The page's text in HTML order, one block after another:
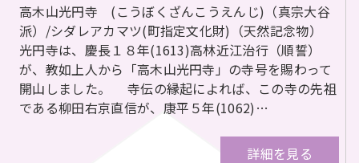
高木山光円寺 (こうぼくざんこうえんじ)（真宗大谷
派）/シダレアカマツ(町指定文化財)（天然記念物）
光円寺は、慶長１８年(1613)高林近江治行（順誓）
が、教如上人から「高木山光円寺」の寺号を賜わって
開山しました。 寺伝の縁起によれば、この寺の先祖
である柳田右京直信が、康平５年(1062)…
詳細を見る